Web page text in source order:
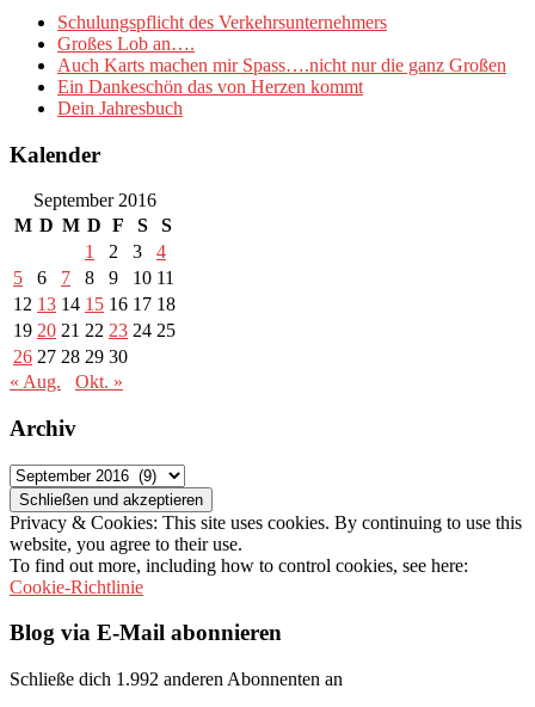
Schulungspflicht des Verkehrsunternehmers
Großes Lob an….
Auch Karts machen mir Spass….nicht nur die ganz Großen
Ein Dankeschön das von Herzen kommt
Dein Jahresbuch
Kalender
September 2016
M D M D F S
S
1
2 3
4
5
6 7 8 9 10 11
12 13 14 15 16 17 18
19 20 21 22 23 24 25
26 27 28 29 30
« Aug.
Okt. »
Archiv
Archiv
Privacy & Cookies: This site uses cookies. By continuing to use this
website, you agree to their use.
To find out more, including how to control cookies, see here:
Cookie-Richtlinie
Blog via E-Mail abonnieren
Schließe dich 1.992 anderen Abonnenten an